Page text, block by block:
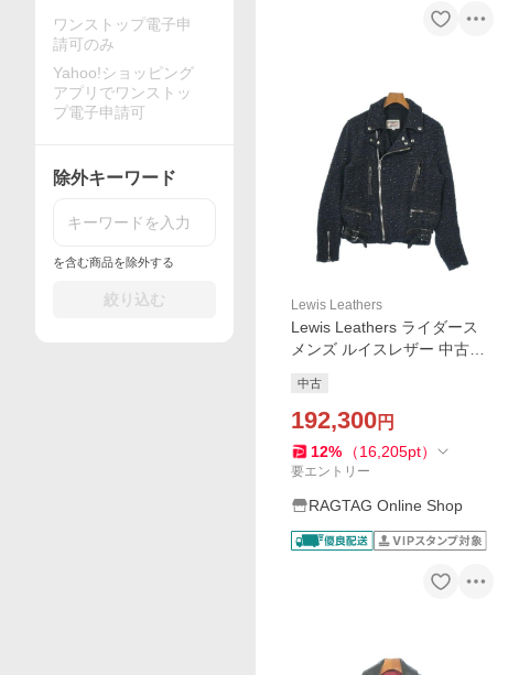
Lewis Leathers
Lewis Leathers ライダース
メンズ ルイスレザー 中古
中古
192,300円
12% （16,205pt）
要エントリー
RAGTAG Online Shop
ワンストップ電子申
請可のみ
Yahoo!ショッピング
アプリでワンストッ
プ電子申請可
除外キーワード
を含む商品を除外する
絞り込む